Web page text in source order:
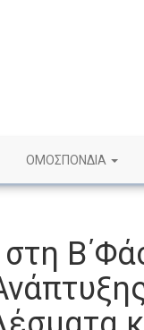
ΟΜΟΣΠΟΝΔΙΑ